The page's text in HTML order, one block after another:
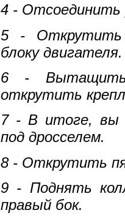
4 - Отсоединить
5 - Открутить
блоку двигателя.
6 -
открутить
7 - В итоге, вы
под дросселем.
8 - Открутить
9 - Поднять
правый бок.